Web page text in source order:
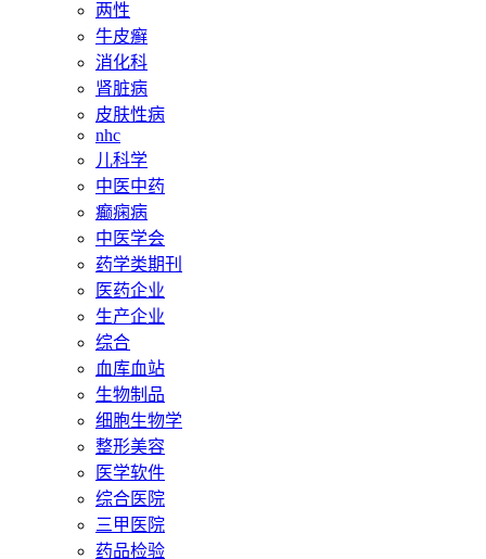
两性
牛皮癣
消化科
肾脏病
皮肤性病
nhc
儿科学
中医中药
癫痫病
中医学会
药学类期刊
医药企业
生产企业
综合
血库血站
生物制品
细胞生物学
整形美容
医学软件
综合医院
三甲医院
药品检验